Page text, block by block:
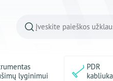
lyginimui
PDR